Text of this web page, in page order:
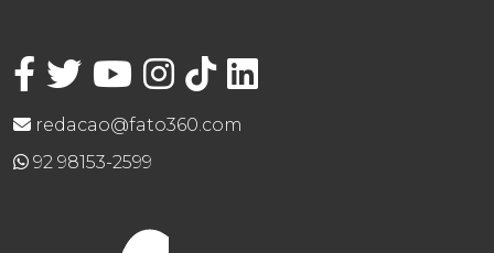
redacao@fato360.com
92 98153-2599